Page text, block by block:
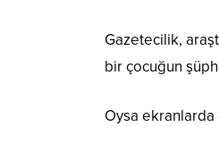
Gazetecilik,
bir çocuğun
Oysa